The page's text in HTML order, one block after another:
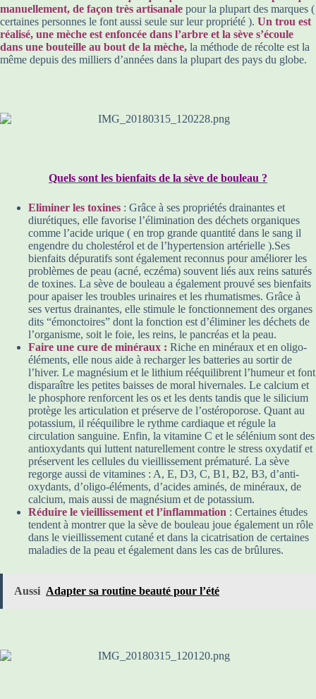
manuellement, de façon très artisanale pour la plupart des marques (
certaines personnes le font aussi seule sur leur propriété ). Un trou est
réalisé, une mèche est enfoncée dans l’arbre et la sève s’écoule
dans une bouteille au bout de la mèche, la méthode de récolte est la
même depuis des milliers d’années dans la plupart des pays du globe.
Quels sont les bienfaits de la sève de bouleau ?
Eliminer les toxines : Grâce à ses propriétés drainantes et
diurétiques, elle favorise l’élimination des déchets organiques
comme l’acide urique ( en trop grande quantité dans le sang il
engendre du cholestérol et de l’hypertension artérielle ).Ses
bienfaits dépuratifs sont également reconnus pour améliorer les
problèmes de peau (acné, eczéma) souvent liés aux reins saturés
de toxines. La sève de bouleau a également prouvé ses bienfaits
pour apaiser les troubles urinaires et les rhumatismes. Grâce à
ses vertus drainantes, elle stimule le fonctionnement des organes
dits “émonctoires” dont la fonction est d’éliminer les déchets de
l’organisme, soit le foie, les reins, le pancréas et la peau.
Faire une cure de minéraux : Riche en minéraux et en oligo-
éléments, elle nous aide à recharger les batteries au sortir de
l’hiver. Le magnésium et le lithium rééquilibrent l’humeur et font
disparaître les petites baisses de moral hivernales. Le calcium et
le phosphore renforcent les os et les dents tandis que le silicium
protège les articulation et préserve de l’ostéroporose. Quant au
potassium, il rééquilibre le rythme cardiaque et régule la
circulation sanguine. Enfin, la vitamine C et le sélénium sont des
antioxydants qui luttent naturellement contre le stress oxydatif et
préservent les cellules du vieillissement prématuré. La sève
regorge aussi de vitamines : A, E, D3, C, B1, B2, B3, d’anti-
oxydants, d’oligo-éléments, d’acides aminés, de minéraux, de
calcium, mais aussi de magnésium et de potassium.
Réduire le vieillissement et l’inflammation : Certaines études
tendent à montrer que la sève de bouleau joue également un rôle
dans le vieillissement cutané et dans la cicatrisation de certaines
maladies de la peau et également dans les cas de brûlures.
Aussi Adapter sa routine beauté pour l’été